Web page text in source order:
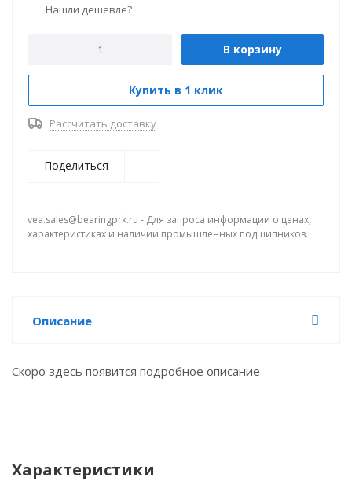
Нашли дешевле?
В корзину
Купить в 1 клик
Рассчитать доставку
Поделиться
vea.sales@bearingprk.ru - Для запроса информации о ценах,
характеристиках и наличии промышленных подшипников.
Описание
Скоро здесь появится подробное описание
Характеристики